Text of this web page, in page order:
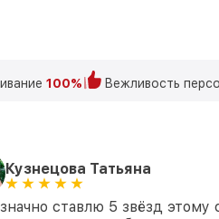
100% Вежливость
Кузнецова Татьяна
ставлю 5 звёзд